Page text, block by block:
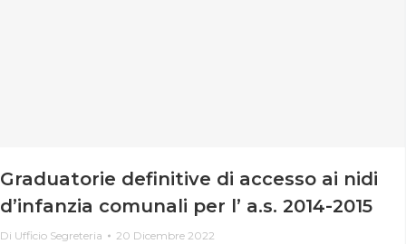
Graduatorie definitive di accesso ai nidi
d’infanzia comunali per l’ a.s. 2014-2015
Di Ufficio Segreteria 20 Dicembre 2022